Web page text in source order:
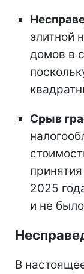
элитной
домов в
Срыв
2025
и не
В